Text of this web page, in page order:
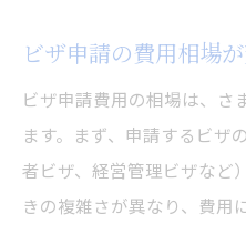
ビザ申請の費用相場
ビザ申請費用の相場は、さ
ます。まず、申請するビザ
者ビザ、経営管理ビザなど
きの複雑さが異なり、費用